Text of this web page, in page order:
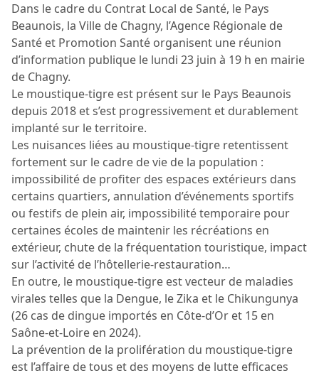
Dans le cadre du Contrat Local de Santé, le Pays
Beaunois, la Ville de Chagny, l’Agence Régionale de
Santé et Promotion Santé organisent une réunion
d’information publique le lundi 23 juin à 19 h en mairie
de Chagny.
Le moustique-tigre est présent sur le Pays Beaunois
depuis 2018 et s’est progressivement et durablement
implanté sur le territoire.
Les nuisances liées au moustique-tigre retentissent
fortement sur le cadre de vie de la population :
impossibilité de profiter des espaces extérieurs dans
certains quartiers, annulation d’événements sportifs
ou festifs de plein air, impossibilité temporaire pour
certaines écoles de maintenir les récréations en
extérieur, chute de la fréquentation touristique, impact
sur l’activité de l’hôtellerie-restauration…
En outre, le moustique-tigre est vecteur de maladies
virales telles que la Dengue, le Zika et le Chikungunya
(26 cas de dingue importés en Côte-d’Or et 15 en
Saône-et-Loire en 2024).
La prévention de la prolifération du moustique-tigre
est l’affaire de tous et des moyens de lutte efficaces